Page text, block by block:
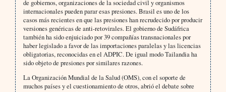
de gobiernos, organizaciones de la sociedad civil y organismos
internacionales pueden parar esas presiones. Brasil es uno de los
casos más recientes en que las presiones han recrudecido por producir
versiones genéricas de anti-retovirales. El gobierno de Sudáfrica
también ha sido enjuiciado por 39 compañías transnacionales por
haber legislado a favor de las importaciones paralelas y las licencias
obligatorias, reconocidas en el ADPIC. De igual modo Tailandia ha
sido objeto de presiones por similares razones.
La Organización Mundial de la Salud (OMS), con el soporte de
muchos países y el cuestionamiento de otros, abrió el debate sobre